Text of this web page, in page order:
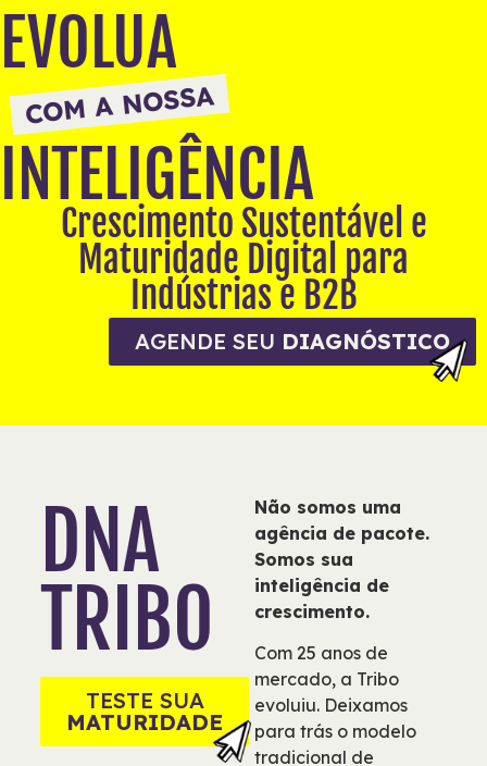
EVOLUA
COM A NOSSA
INTELIGÊNCIA
Crescimento Sustentável e
Maturidade Digital para
Indústrias e B2B
AGENDE SEU DIAGNÓSTICO
DNA
TRIBO
TESTE SUA
MATURIDADE
Não somos uma
agência de pacote.
Somos sua
inteligência de
crescimento.
Com 25 anos de
mercado, a Tribo
evoluiu. Deixamos
para trás o modelo
tradicional de